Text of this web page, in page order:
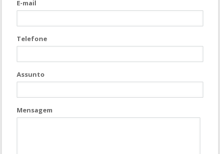
E-mail
Telefone
Assunto
Mensagem